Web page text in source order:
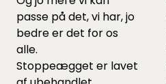
passe på det, vi har, jo
bedre er det for os
alle.
Stoppeægget er lavet